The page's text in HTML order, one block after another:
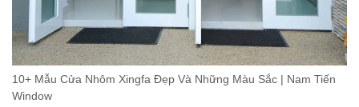
10+ Mẫu Cửa Nhôm Xingfa Đẹp Và Những Màu Sắc | Nam Tiến
Window